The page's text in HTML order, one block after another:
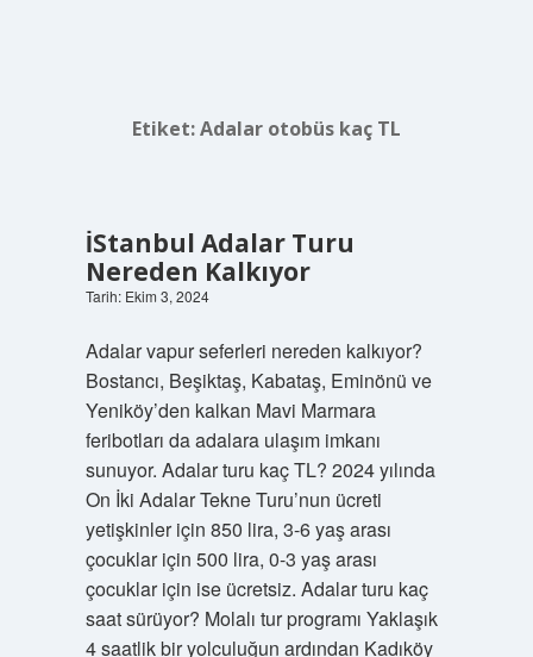
Etiket:Adalar otobüs kaç TL
İStanbul Adalar Turu
Nereden Kalkıyor
Tarih: Ekim 3, 2024
Adalar vapur seferleri nereden kalkıyor?
Bostancı, Beşiktaş, Kabataş, Eminönü ve
Yeniköy’den kalkan Mavi Marmara
feribotları da adalara ulaşım imkanı
sunuyor. Adalar turu kaç TL? 2024 yılında
On İki Adalar Tekne Turu’nun ücreti
yetişkinler için 850 lira, 3-6 yaş arası
çocuklar için 500 lira, 0-3 yaş arası
çocuklar için ise ücretsiz. Adalar turu kaç
saat sürüyor? Molalı tur programı Yaklaşık
4 saatlik bir yolculuğun ardından Kadıköy